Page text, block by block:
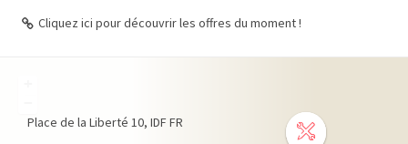
Cliquez ici pour découvrir les offres du moment !
Place de la Liberté 10 IDF FR